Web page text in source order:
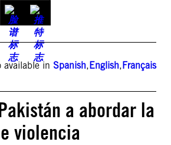
available in Spanish,English,Français
a abordar la
violencia